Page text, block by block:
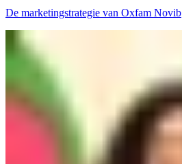
De marketingstrategie van Oxfam Novib